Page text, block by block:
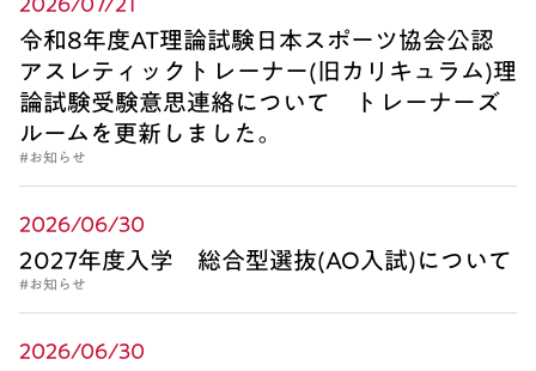
令和8年度AT理論試験日本スポーツ協会公認
アスレティックトレーナー(旧カリキュラム)理
論試験受験意思連絡について トレーナーズ
ルームを更新しました。
#お知らせ
2026/06/30
2027年度入学 総合型選抜(AO入試)について
#お知らせ
2026/06/30